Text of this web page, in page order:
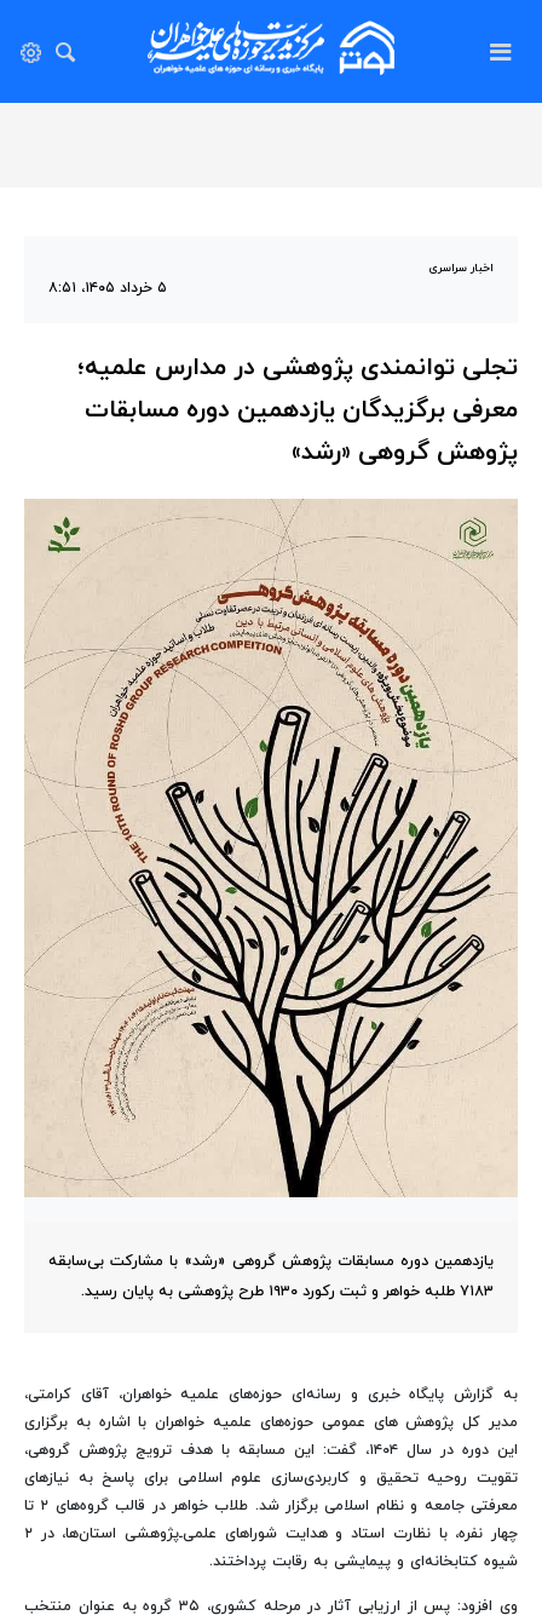
اخبار سراسری
۵ خرداد ۱۴۰۵، ۸:۵۱
تجلی توانمندی پژوهشی در مدارس علمیه؛
معرفی برگزیدگان یازدهمین دوره مسابقات
پژوهش گروهی «رشد»
یازدهمین دوره مسابقات پژوهش گروهی «رشد» با مشارکت بی‌سابقه
۷۱۸۳ طلبه خواهر و ثبت رکورد ۱۹۳۰ طرح پژوهشی به پایان رسید.
به گزارش پایگاه خبری و رسانه‌ای حوزه‌های علمیه خواهران، آقای کرامتی،
مدیر کل پژوهش های عمومی حوزه‌های علمیه خواهران با اشاره به برگزاری
این دوره در سال ۱۴۰۴، گفت: این مسابقه با هدف ترویج پژوهش گروهی،
تقویت روحیه تحقیق و کاربردی‌سازی علوم اسلامی برای پاسخ به نیازهای
معرفتی جامعه و نظام اسلامی برگزار شد. طلاب خواهر در قالب گروه‌های ۲ تا
چهار نفره، با نظارت استاد و هدایت شوراهای علمی‌ـ‌پژوهشی استان‌ها، در ۲
شیوه کتابخانه‌ای و پیمایشی به رقابت پرداختند.
وی افزود: پس از ارزیابی آثار در مرحله کشوری، ۳۵ گروه به عنوان منتخب